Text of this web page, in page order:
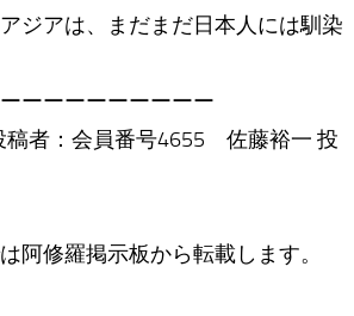
ジアは、まだまだ日本人には馴染
ーーーーーーーーー
稿者：会員番号4655 佐藤裕一 投
修羅掲示板から転載します。